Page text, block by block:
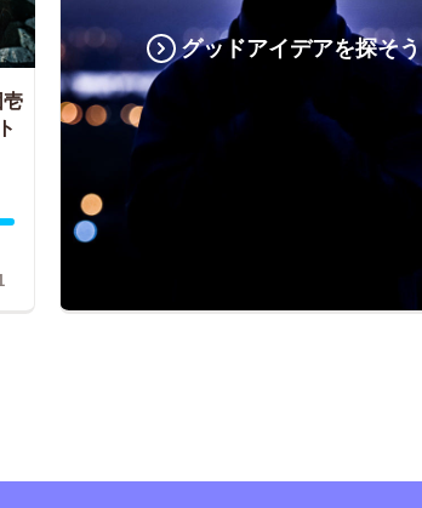
グッドアイデアを探そう